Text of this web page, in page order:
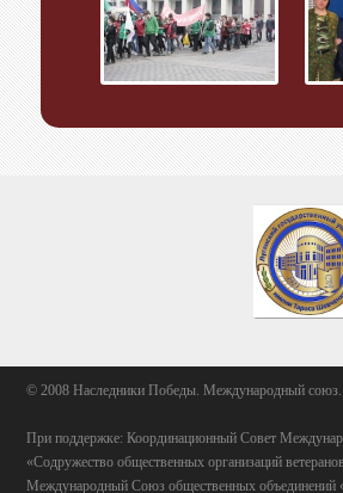
© 2008 Наследники Победы. Международный союз.
При поддержке: Координационный Совет
«Содружество общественных организаций
Международный Союз общественных объединений